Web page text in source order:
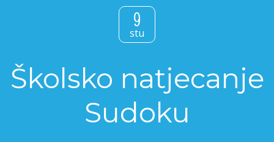
9
stu
Školsko natjecanje
Sudoku